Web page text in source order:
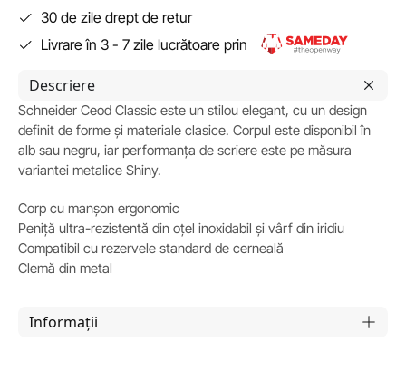
30 de zile drept de retur
Livrare în 3 - 7 zile lucrătoare prin
Descriere
Schneider Ceod Classic este un stilou elegant, cu un design
definit de forme și materiale clasice. Corpul este disponibil în
alb sau negru, iar performanța de scriere este pe măsura
variantei metalice Shiny.
Corp cu manșon ergonomic
Peniță ultra-rezistentă din oțel inoxidabil și vârf din iridiu
Compatibil cu rezervele standard de cerneală
Clemă din metal
Informații